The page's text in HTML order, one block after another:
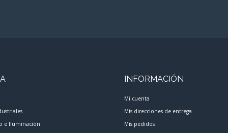
e Iluminación
INFORMACIÓN
Mi cuenta
Mis direcciones de entrega
Mis pedidos